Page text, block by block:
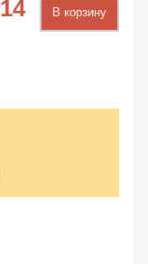
14 В корзину